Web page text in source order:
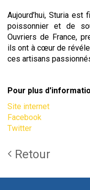
Aujourd’hui, Sturia est
poissonnier et de
Ouvriers de France,
ils ont à cœur de
ces artisans
Pour plus
Site internet
Facebook
Twitter
Retour